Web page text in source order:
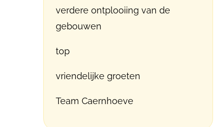
verdere ontplooiing van de
gebouwen
top
vriendelijke groeten
Team Caernhoeve